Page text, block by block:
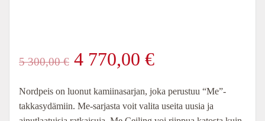
5 300,00€ Alkuperäinen
hinta
4 770,00 €Nykyinen
hinta
Nordpeis on luonut kamiinasarjan, joka perustuu “Me”-
takkasydämiin. Me-sarjasta voit valita useita uusia ja